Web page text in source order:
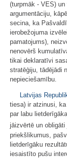
(turpmāk - VES)
argumentāciju,
secina, ka
ierobežojuma
pamatojums),
nenovērš
tikai deklaratīvi
stratēģiju, tādējādi
nepieciešamību.
Latvijas
tiesa) ir atzinusi,
par labu
jāizvērtē un obligāti
priekšlikumus,
lietderīgāku
iesaistīto pušu